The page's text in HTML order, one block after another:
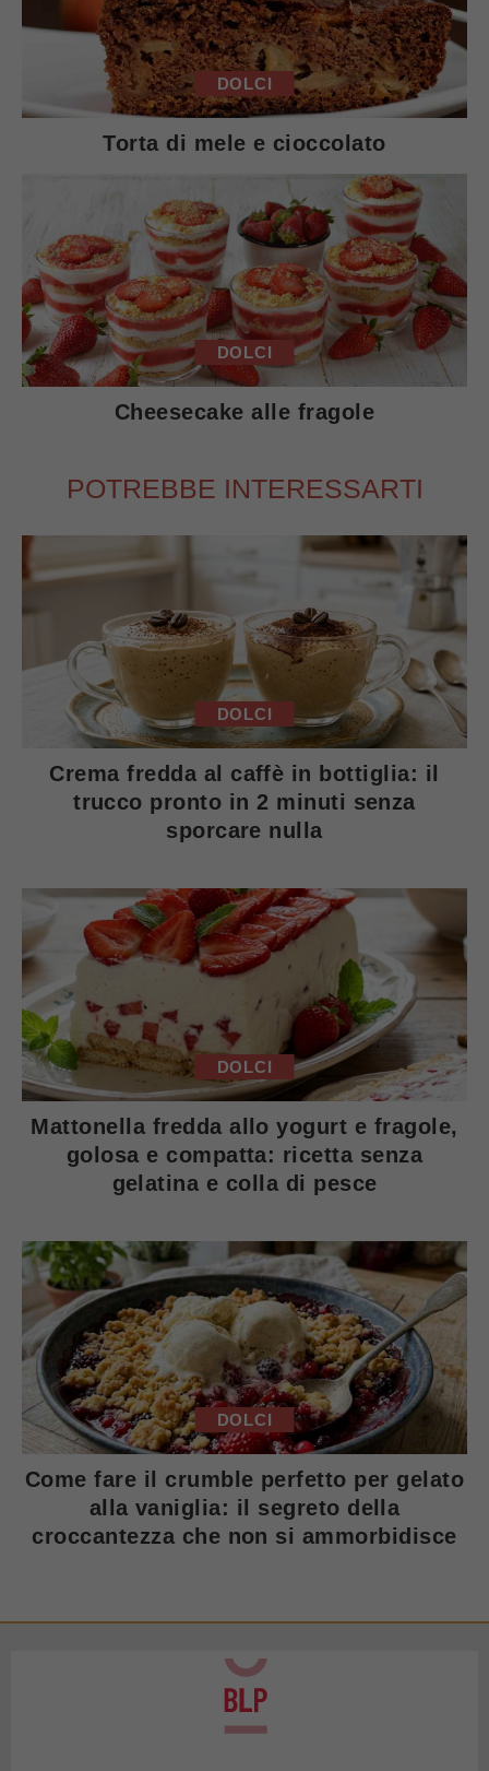
DOLCI
Torta di mele e cioccolato
DOLCI
Cheesecake alle fragole
POTREBBE INTERESSARTI
DOLCI
Crema fredda al caffè in bottiglia: il
trucco pronto in 2 minuti senza
sporcare nulla
DOLCI
Mattonella fredda allo yogurt e fragole,
golosa e compatta: ricetta senza
gelatina e colla di pesce
DOLCI
Come fare il crumble perfetto per gelato
alla vaniglia: il segreto della
croccantezza che non si ammorbidisce